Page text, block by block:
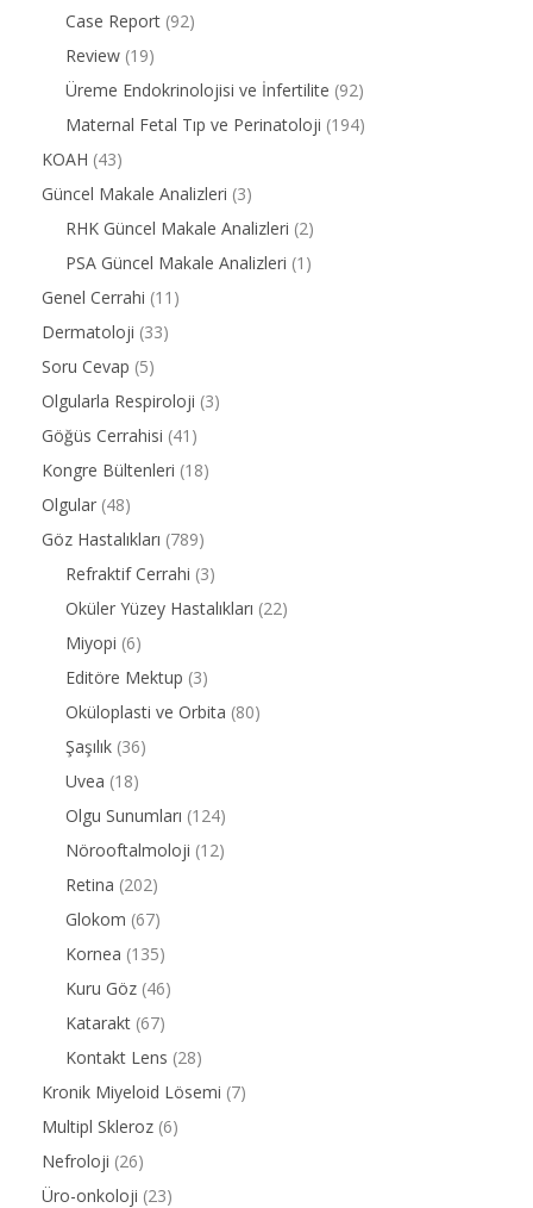
Case Report (92)
Review (19)
Üreme Endokrinolojisi ve İnfertilite (92)
Maternal Fetal Tıp ve Perinatoloji (194)
KOAH (43)
Güncel Makale Analizleri (3)
RHK Güncel Makale Analizleri (2)
PSA Güncel Makale Analizleri (1)
Genel Cerrahi (11)
Dermatoloji (33)
Soru Cevap (5)
Olgularla Respiroloji (3)
Göğüs Cerrahisi (41)
Kongre Bültenleri (18)
Olgular (48)
Göz Hastalıkları (789)
Refraktif Cerrahi (3)
Oküler Yüzey Hastalıkları (22)
Miyopi (6)
Editöre Mektup (3)
Oküloplasti ve Orbita (80)
Şaşılık (36)
Uvea (18)
Olgu Sunumları (124)
Nörooftalmoloji (12)
Retina (202)
Glokom (67)
Kornea (135)
Kuru Göz (46)
Katarakt (67)
Kontakt Lens (28)
Kronik Miyeloid Lösemi (7)
Multipl Skleroz (6)
Nefroloji (26)
Üro-onkoloji (23)